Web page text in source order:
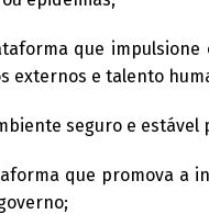
que impulsione
externos e talento
seguro e estável
que promova a